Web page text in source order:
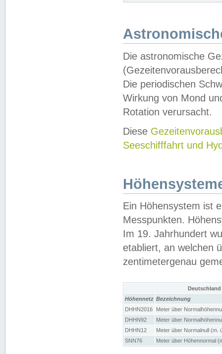
Die astronomische
Die periodischen
Wirkung von Mond
Rotation verursacht.
Diese
Seeschifffahrt und
Ein Höhensystem ist
Messpunkten.
Im 19. Jahrhundert
etabliert, an welchen
zentimetergenau
Höhennetz Bezeichnung
DHHN2016
Meter über
DHHN92
Meter über
DHHN12
Meter über Normalnull (m.
SNN76
Meter über Höhennormal